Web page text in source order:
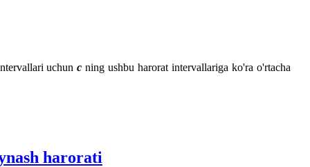
uchunc ning ushbu harorat intervallariga ko'ra o'rtacha
harorati